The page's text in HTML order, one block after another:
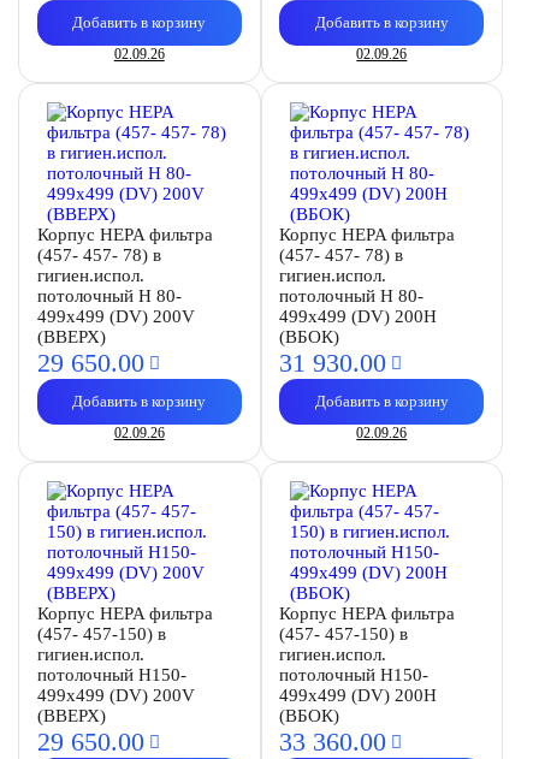
Добавить в корзину
02.09.26
Добавить в корзину
02.09.26
Корпус HEPA фильтра
(457- 457- 78) в
гигиен.испол.
потолочный H 80-
499х499 (DV) 200V
(ВВЕРХ)
29 650.00
Добавить в корзину
02.09.26
Корпус HEPA фильтра
(457- 457- 78) в
гигиен.испол.
потолочный H 80-
499х499 (DV) 200Н
(ВБОК)
31 930.00
Добавить в корзину
02.09.26
Корпус HEPA фильтра
(457- 457-150) в
гигиен.испол.
потолочный H150-
499х499 (DV) 200V
(ВВЕРХ)
29 650.00
Корпус HEPA фильтра
(457- 457-150) в
гигиен.испол.
потолочный H150-
499х499 (DV) 200Н
(ВБОК)
33 360.00